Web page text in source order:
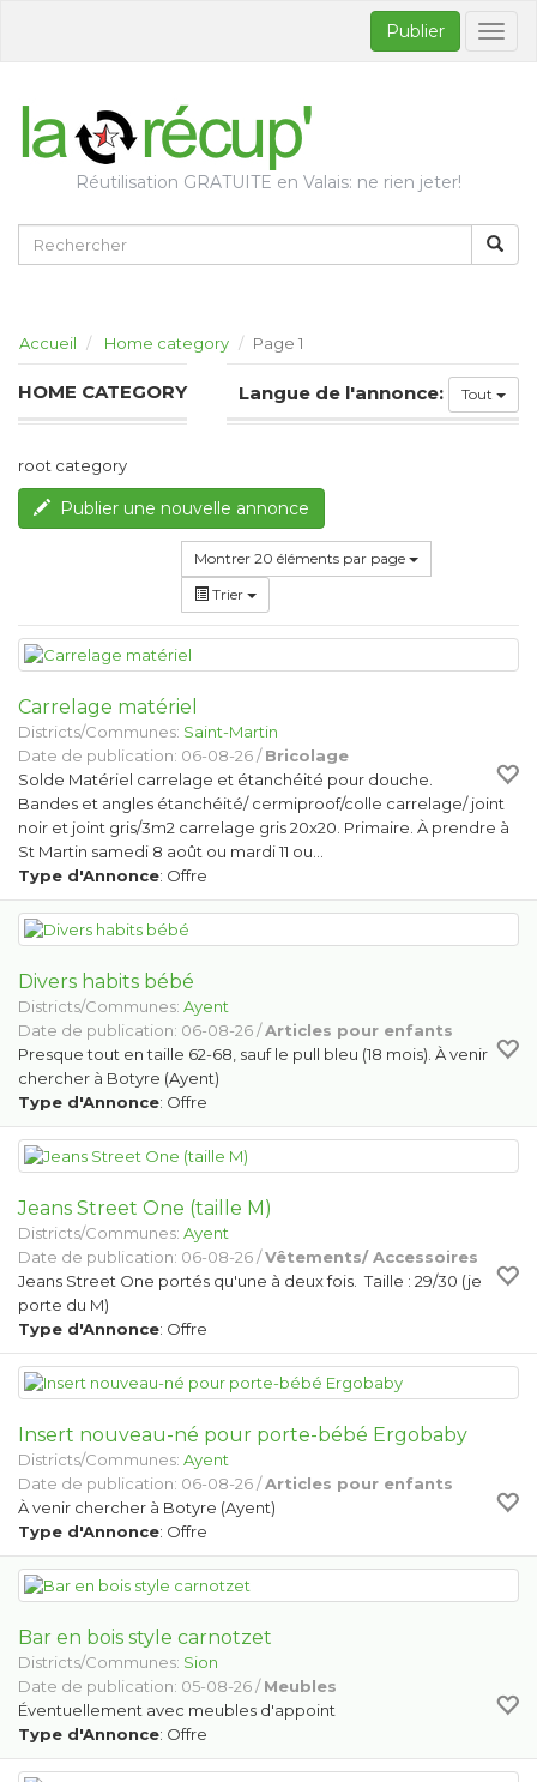
Publier
Réutilisation GRATUITE en Valais: ne rien jeter!
Accueil Home category Page 1
HOME CATEGORY Langue de l'annonce: Tout
root category
Publier une nouvelle annonce
Montrer 20 éléments par page
Trier
Carrelage matériel
Districts/Communes: Saint-Martin
Date de publication: 06-08-26 /Bricolage
Solde Matériel carrelage et étanchéité pour douche.
Bandes et angles étanchéité/ cermiproof/colle carrelage/ joint
noir et joint gris/3m2 carrelage gris 20x20. Primaire. À prendre à
St Martin samedi 8 août ou mardi 11 ou…
Type d'Annonce: Offre
Divers habits bébé
Districts/Communes: Ayent
Date de publication: 06-08-26 /Articles pour enfants
Presque tout en taille 62-68, sauf le pull bleu (18 mois). À venir
chercher à Botyre (Ayent)
Type d'Annonce: Offre
Jeans Street One (taille M)
Districts/Communes: Ayent
Date de publication: 06-08-26 /Vêtements/ Accessoires
Jeans Street One portés qu'une à deux fois. Taille : 29/30 (je
porte du M)
Type d'Annonce: Offre
Insert nouveau-né pour porte-bébé Ergobaby
Districts/Communes: Ayent
Date de publication: 06-08-26 /Articles pour enfants
À venir chercher à Botyre (Ayent)
Type d'Annonce: Offre
Bar en bois style carnotzet
Districts/Communes: Sion
Date de publication: 05-08-26 /Meubles
Éventuellement avec meubles d'appoint
Type d'Annonce: Offre